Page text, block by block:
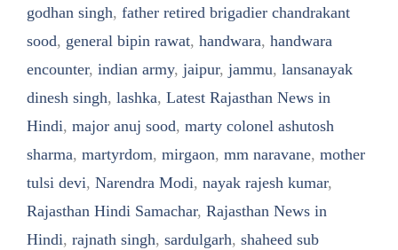
godhan singh, father retired brigadier chandrakant
sood, general bipin rawat, handwara, handwara
encounter, indian army, jaipur, jammu, lansanayak
dinesh singh, lashka, Latest Rajasthan News in
Hindi, major anuj sood, marty colonel ashutosh
sharma, martyrdom, mirgaon, mm naravane, mother
tulsi devi, Narendra Modi, nayak rajesh kumar,
Rajasthan Hindi Samachar, Rajasthan News in
Hindi, rajnath singh, sardulgarh, shaheed sub